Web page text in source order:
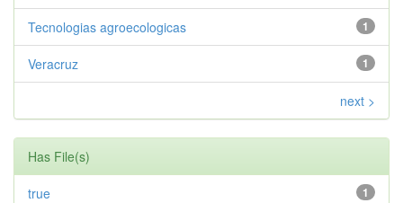
1
Tecnologias agroecologicas
1
Veracruz
next >
Has File(s)
1
true